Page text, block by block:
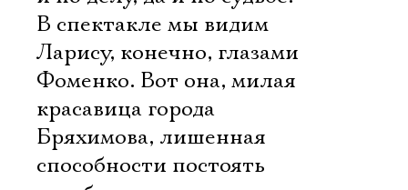
В спектакле мы видим
Ларису, конечно, глазами
Фоменко. Вот она, милая
красавица города
Бряхимова, лишенная
способности постоять